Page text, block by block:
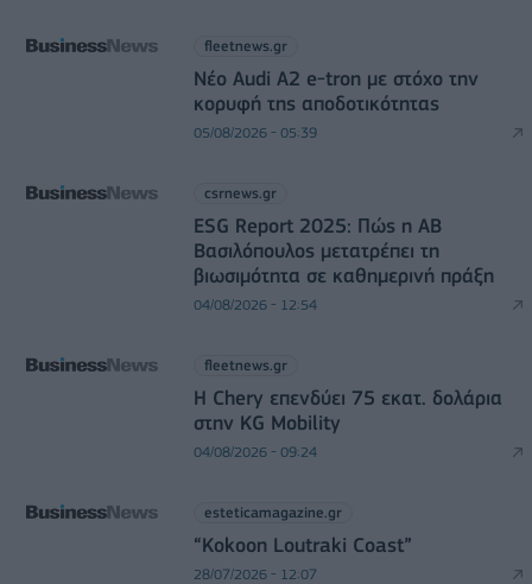
fleetnews.gr
Νέο Audi A2 e-tron με στόχο την
κορυφή της αποδοτικότητας
05/08/2026 - 05:39
csrnews.gr
ESG Report 2025: Πώς η ΑΒ
Βασιλόπουλος μετατρέπει τη
βιωσιμότητα σε καθημερινή πράξη
04/08/2026 - 12:54
fleetnews.gr
Η Chery επενδύει 75 εκατ. δολάρια
στην KG Mobility
04/08/2026 - 09:24
esteticamagazine.gr
“Kokoon Loutraki Coast”
28/07/2026 - 12:07